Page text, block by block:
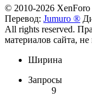
© 2010-2026 XenForo
Перевод: Jumuro ®
All rights reserved.
материалов сайта,
Ширина
Запросы
9